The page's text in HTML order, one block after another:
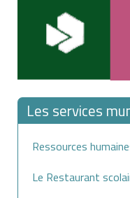
0892 568 800 (
Aéroport de Nice-
Aéroport Nice-Côte-
Rue Costes et
06206 Nice
Les services
Ressources
Le Restaurant